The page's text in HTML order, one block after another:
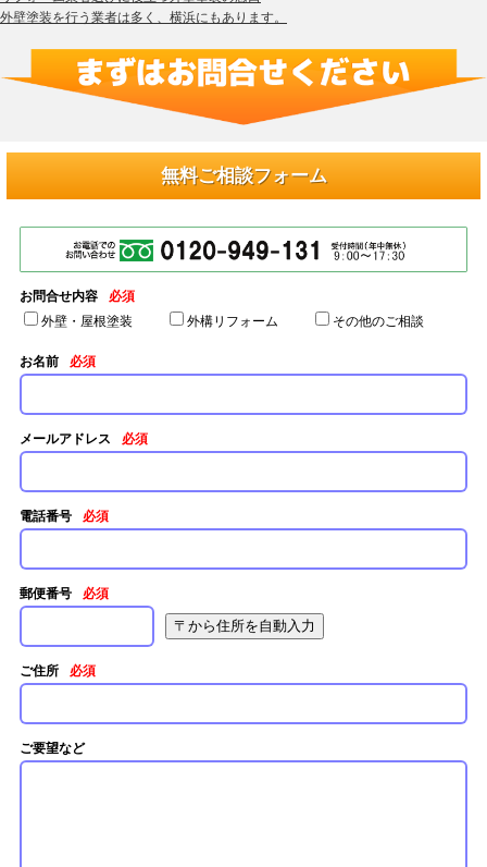
外壁塗装を行う業者は多く、横浜にもあります。
無料ご相談フォーム
お問合せ内容
必須
外壁・屋根塗装
外構リフォーム その他のご相談
お名前 必須
メールアドレス 必須
電話番号 必須
郵便番号 必須
ご住所 必須
ご要望など